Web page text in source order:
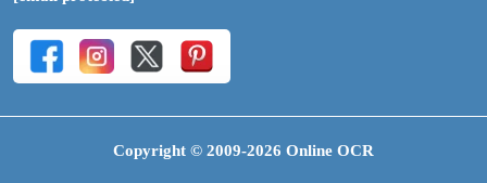
Copyright © 2009-2026 Online OCR